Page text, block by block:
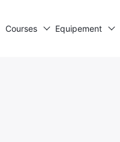
Courses Equipement